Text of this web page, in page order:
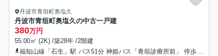
丹波市青垣町奥塩久
丹波市青垣町奥塩久の中古一戸建
380万円
55.00㎡ (2K) /築28年 /2階建
福知山線「石生」駅 バス51分 神姫バス「青垣診療所前」 停歩31分車22分 17.2km